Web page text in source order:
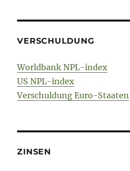
VERSCHULDUNG
Worldbank NPL-index
US NPL-index
Verschuldung Euro-Staaten
ZINSEN